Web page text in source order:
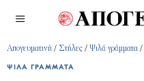
Απογευματινή / Στήλες / Ψιλά γράμματα /
ΨΙΛΆ ΓΡΆΜΜΑΤΑ